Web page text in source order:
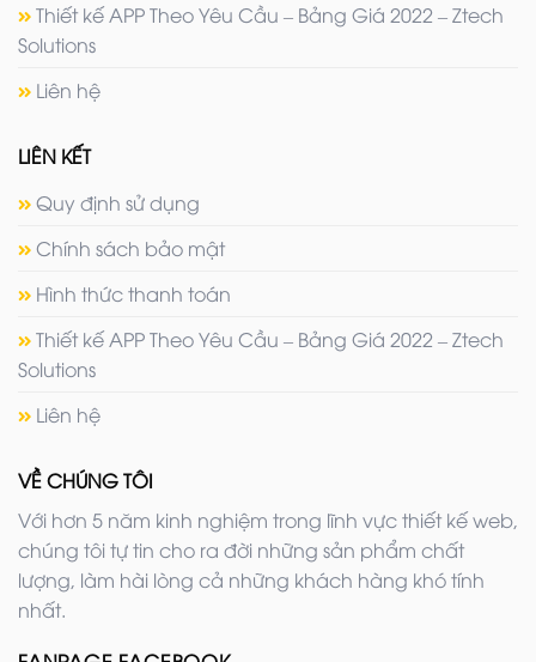
Thiết kế APP Theo Yêu Cầu – Bảng Giá 2022 – Ztech
Solutions
Liên hệ
LIÊN KẾT
Quy định sử dụng
Chính sách bảo mật
Hình thức thanh toán
Thiết kế APP Theo Yêu Cầu – Bảng Giá 2022 – Ztech
Solutions
Liên hệ
VỀ CHÚNG TÔI
Với hơn 5 năm kinh nghiệm trong lĩnh vực thiết kế web,
chúng tôi tự tin cho ra đời những sản phẩm chất
lượng, làm hài lòng cả những khách hàng khó tính
nhất.